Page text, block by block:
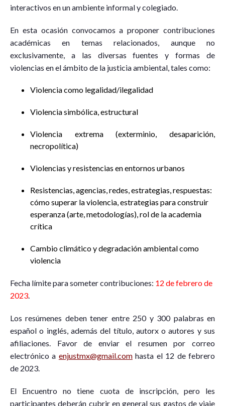
interactivos en un ambiente informal y colegiado.
En esta ocasión convocamos a proponer contribuciones
académicas en temas relacionados, aunque no
exclusivamente, a las diversas fuentes y formas de
violencias en el ámbito de la justicia ambiental, tales como:
Violencia como legalidad/ilegalidad
Violencia simbólica, estructural
Violencia extrema (exterminio, desaparición,
necropolítica)
Violencias y resistencias en entornos urbanos
Resistencias, agencias, redes, estrategias, respuestas:
cómo superar la violencia, estrategias para construir
esperanza (arte, metodologías), rol de la academia
crítica
Cambio climático y degradación ambiental como
violencia
Fecha límite para someter contribuciones: 12 de febrero de
2023.
Los resúmenes deben tener entre 250 y 300 palabras en
español o inglés, además del título, autorx o autores y sus
afiliaciones. Favor de enviar el resumen por correo
electrónico a enjustmx@gmail.comhasta el 12 de febrero
de 2023.
El Encuentro no tiene cuota de inscripción, pero les
participantes deberán cubrir en general sus gastos de viaje